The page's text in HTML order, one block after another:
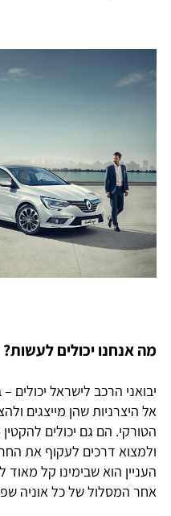
מה אנחנו יכולים לעשות?
יבואני הרכב לישראל יכולים
אל היצרניות שהן מייצגים
הטורקי. הם גם יכולים
ולמצוא דרכים לעקוף את
העניין הוא שבימינו קל
אחר המסלול של כל אוניה